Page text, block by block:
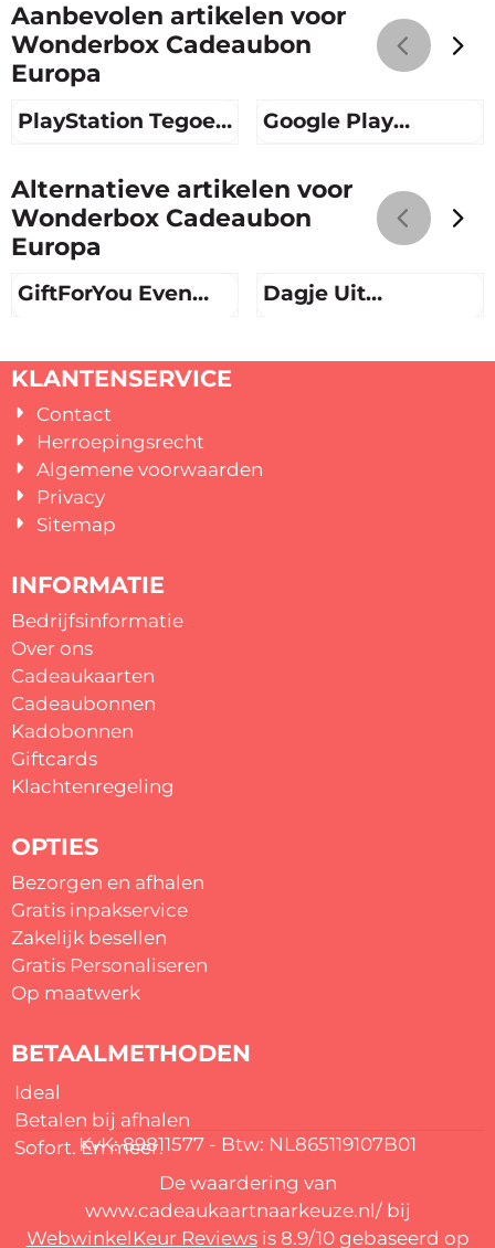
Aanbevolen artikelen voor
Wonderbox Cadeaubon
Europa
PlayStation Tegoed
Google Play
Alternatieve artikelen voor
Wonderbox Cadeaubon
Europa
GiftForYou Even
Dagje Uit
KLANTENSERVICE
Contact
Herroepingsrecht
Algemene voorwaarden
Privacy
Sitemap
INFORMATIE
Bedrijfsinformatie
Over ons
Cadeaukaarten
Cadeaubonnen
Kadobonnen
Giftcards
Klachtenregeling
OPTIES
Bezorgen en afhalen
Gratis inpakservice
Zakelijk besellen
Gratis Personaliseren
Op maatwerk
BETAALMETHODEN
Ideal
Betalen bij afhalen
Sofort. En meer.
KvK: 89811577 - Btw: NL865119107B01
De waardering van
www.cadeaukaartnaarkeuze.nl/ bij
WebwinkelKeur Reviewsis 8.9/10 gebaseerd op